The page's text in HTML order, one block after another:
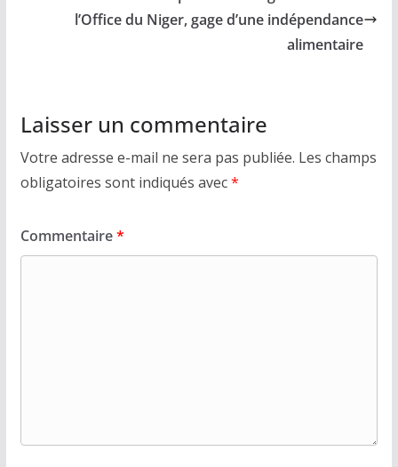
l’Office du Niger, gage d’une indépendance
alimentaire
Laisser un commentaire
Votre adresse e-mail ne sera pas publiée. Les champs
obligatoires sont indiqués avec*
Commentaire*